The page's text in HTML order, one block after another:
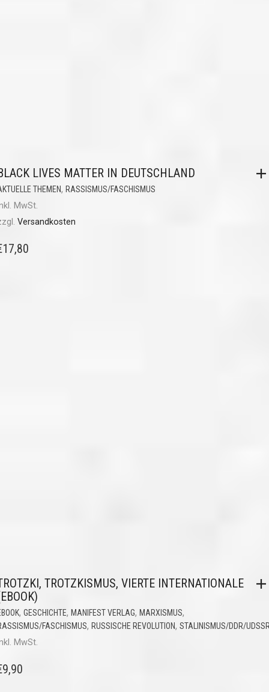
LIVES MATTER IN DEUTSCHLAND
THEMEN, RASSISMUS/FASCHISMUS
MwSt.
Versandkosten
17,80
TROTZKISMUS, VIERTE INTERNATIONALE
, GESCHICHTE, MANIFEST VERLAG, MARXISMUS,
FASCHISMUS, RUSSISCHE REVOLUTION, STALINISMUS/DDR/
MwSt.
9,90